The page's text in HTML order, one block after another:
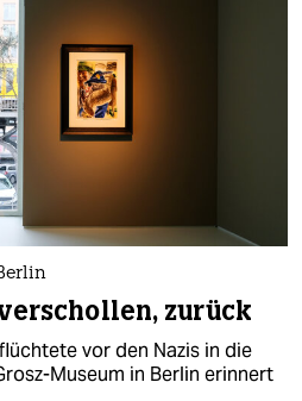
zurück
vor den Nazis in die
Museum in Berlin erinnert